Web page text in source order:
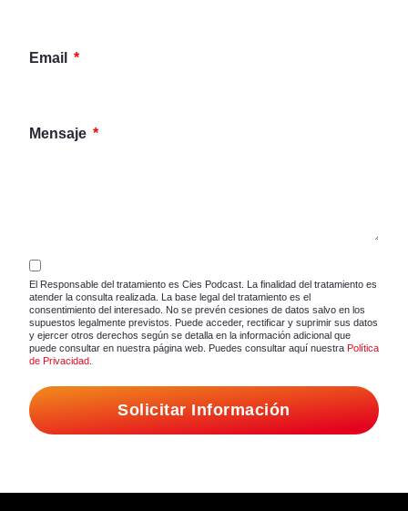
Email
Mensaje
El Responsable del tratamiento es Cies Podcast. La finalidad del tratamiento es
atender la consulta realizada. La base legal del tratamiento es el
consentimiento del interesado. No se prevén cesiones de datos salvo en los
supuestos legalmente previstos. Puede acceder, rectificar y suprimir sus datos
y ejercer otros derechos según se detalla en la información adicional que
puede consultar en nuestra página web. Puedes consultar aquí nuestra Política
de Privacidad
Solicitar Información